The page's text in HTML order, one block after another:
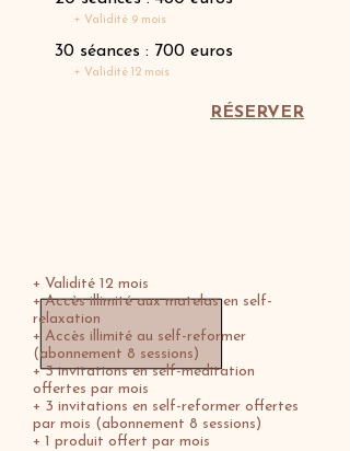
+ Validité 12 mois
+ Validité 9 mois
30 séances : 700 euros
RÉSERVER
+ Validité 12 mois
+ Accès illimité aux matelas en self-
relaxation
+ Accès illimité au self-reformer
(abonnement 8 sessions)
+ 3 invitations en self-meditation
offertes par mois
+ 3 invitations en self-reformer offertes
par mois (abonnement 8 sessions)
+ 1 produit offert par mois